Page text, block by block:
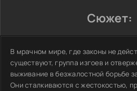
Сюжет:
В мрачном мире, где законы не
существуют, группа изгоев и
выживание в безжалостной борьбе
Они сталкиваются с жестокостью,